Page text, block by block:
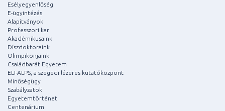
Esélyegyenlőség
E-ügyintézés
Alapítványok
Professzori kar
Akadémikusaink
Díszdoktoraink
Olimpikonjaink
Családbarát Egyetem
ELI-ALPS, a szegedi lézeres kutatóközpont
Minőségügy
Szabályzatok
Egyetemtörténet
Centenárium